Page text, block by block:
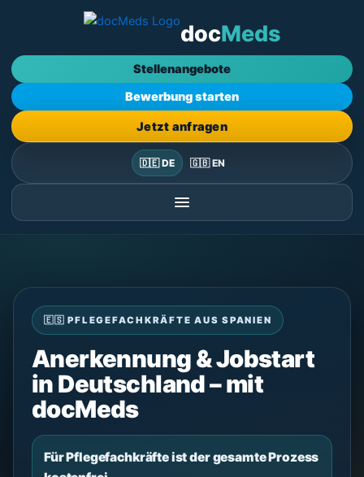
docMeds
Stellenangebote
Bewerbung starten
Jetzt anfragen
🇩🇪 DE 🇬🇧 EN
🇪🇸 PFLEGEFACHKRÄFTE AUS SPANIEN
Anerkennung & Jobstart
in Deutschland – mit
docMeds
Für Pflegefachkräfte ist der gesamte Prozess